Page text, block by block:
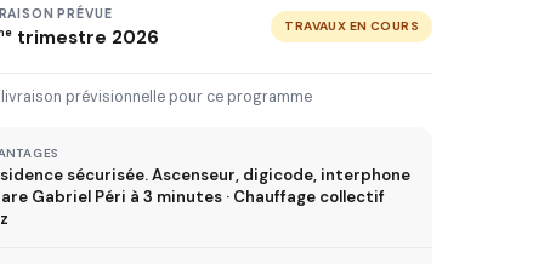
3 km 5 km 20 km
Immédiate 2027 2028 2029
PRÉVUE
trimestre 2026 TRAVAUX EN COURS
prévisionnelle pour ce programme
sécurisée. Ascenseur, digicode, interphone
Gabriel Péri à 3 minutes · Chauffage collectif